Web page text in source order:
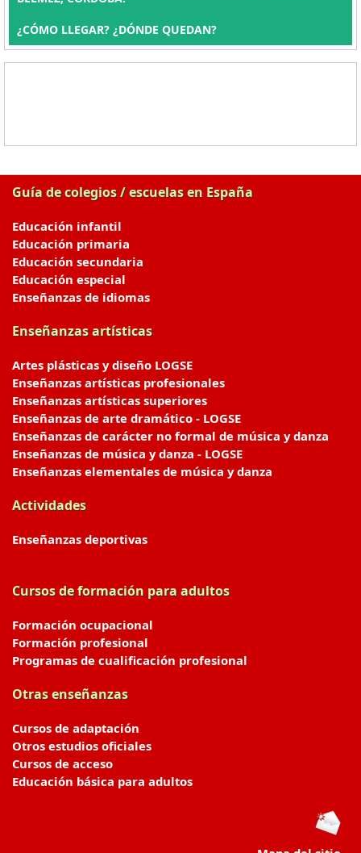
¿CÓMO LLEGAR? ¿DÓNDE QUEDAN?
Guía de colegios / escuelas en España
Educación infantil
Educación primaria
Educación secundaria
Educación especial
Enseñanzas de idiomas
Enseñanzas artísticas
Artes plásticas y diseño LOGSE
Enseñanzas artísticas profesionales
Enseñanzas artísticas superiores
Enseñanzas de arte dramático - LOGSE
Enseñanzas de carácter no formal de música y danza
Enseñanzas de música y danza - LOGSE
Enseñanzas elementales de música y danza
Actividades
Enseñanzas deportivas
Cursos de formación para adultos
Formación ocupacional
Formación profesional
Programas de cualificación profesional
Otras enseñanzas
Cursos de adaptación
Otros estudios oficiales
Cursos de acceso
Educación básica para adultos